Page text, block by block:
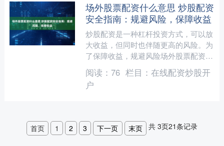
场外股票配资什么意思 炒股配资
安全指南：规避风险，保障收益
炒股配资是一种杠杆投资方式，可以放
大收益，但同时也伴随更高的风险。为
了保障收益，规避风险场外股票配资什
么意思，投资者需要遵循以下安全指
南： * **资金杠杆：*....
阅读： 76 栏目： 在线配资炒股开
户
首页 1 2 3 下一页 末页 共 3页21条记录